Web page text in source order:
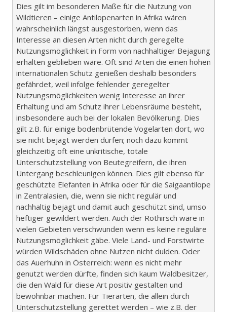
Dies gilt im besonderen Maße für die Nutzung von
Wildtieren – einige Antilopenarten in Afrika wären
wahrscheinlich längst ausgestorben, wenn das
Interesse an diesen Arten nicht durch geregelte
Nutzungsmöglichkeit in Form von nachhaltiger Bejagung
erhalten geblieben wäre. Oft sind Arten die einen hohen
internationalen Schutz genießen deshalb besonders
gefährdet, weil infolge fehlender geregelter
Nutzungsmöglichkeiten wenig Interesse an ihrer
Erhaltung und am Schutz ihrer Lebensräume besteht,
insbesondere auch bei der lokalen Bevölkerung. Dies
gilt z.B. für einige bodenbrütende Vogelarten dort, wo
sie nicht bejagt werden dürfen; noch dazu kommt
gleichzeitig oft eine unkritische, totale
Unterschutzstellung von Beutegreifern, die ihren
Untergang beschleunigen können. Dies gilt ebenso für
geschützte Elefanten in Afrika oder für die Saigaantilope
in Zentralasien, die, wenn sie nicht regulär und
nachhaltig bejagt und damit auch geschützt sind, umso
heftiger gewildert werden. Auch der Rothirsch wäre in
vielen Gebieten verschwunden wenn es keine reguläre
Nutzungsmöglichkeit gäbe. Viele Land- und Forstwirte
würden Wildschäden ohne Nutzen nicht dulden. Oder
das Auerhuhn in Österreich: wenn es nicht mehr
genutzt werden dürfte, finden sich kaum Waldbesitzer,
die den Wald für diese Art positiv gestalten und
bewohnbar machen. Für Tierarten, die allein durch
Unterschutzstellung gerettet werden – wie z.B. der